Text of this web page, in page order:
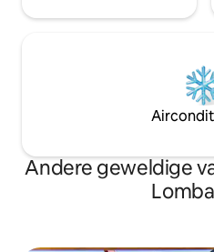
Andere geweldige